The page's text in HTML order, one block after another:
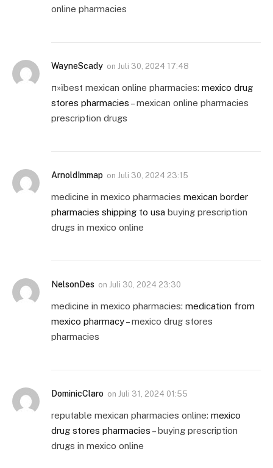
online pharmacies
WayneScady on Juli 30, 2024 17:48
п»їbest mexican online pharmacies: mexico drug
stores pharmacies – mexican online pharmacies
prescription drugs
ArnoldImmap on Juli 30, 2024 23:15
medicine in mexico pharmacies mexican border
pharmacies shipping to usa buying prescription
drugs in mexico online
NelsonDes on Juli 30, 2024 23:30
medicine in mexico pharmacies: medication from
mexico pharmacy– mexico drug stores
pharmacies
DominicClaro on Juli 31, 2024 01:55
reputable mexican pharmacies online: mexico
drug stores pharmacies – buying prescription
drugs in mexico online